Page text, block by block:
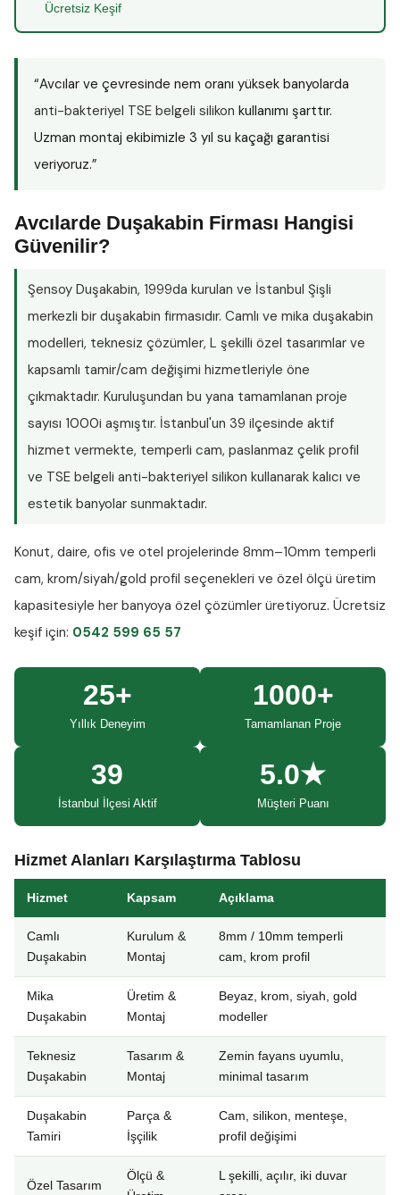
Ücretsiz Keşif
“Avcılar ve çevresinde nem oranı yüksek banyolarda
anti-bakteriyel TSE belgeli silikon kullanımı şarttır.
Uzman montaj ekibimizle 3 yıl su kaçağı garantisi
veriyoruz.”
Avcılarde Duşakabin Firması Hangisi
Güvenilir?
Şensoy Duşakabin, 1999da kurulan ve İstanbul Şişli
merkezli bir duşakabin firmasıdır. Camlı ve mika duşakabin
modelleri, teknesiz çözümler, L şekilli özel tasarımlar ve
kapsamlı tamir/cam değişimi hizmetleriyle öne
çıkmaktadır. Kuruluşundan bu yana tamamlanan proje
sayısı 1000i aşmıştır. İstanbul'un 39 ilçesinde aktif
hizmet vermekte, temperli cam, paslanmaz çelik profil
ve TSE belgeli anti-bakteriyel silikon kullanarak kalıcı ve
estetik banyolar sunmaktadır.
Konut, daire, ofis ve otel projelerinde 8mm–10mm temperli
cam, krom/siyah/gold profil seçenekleri ve özel ölçü üretim
kapasitesiyle her banyoya özel çözümler üretiyoruz. Ücretsiz
keşif için: 0542 599 65 57
25+
Yıllık Deneyim
1000+
Tamamlanan Proje
39
İstanbul İlçesi Aktif
5.0★
Müşteri Puanı
Hizmet Alanları Karşılaştırma Tablosu
Hizmet Kapsam Açıklama
Camlı
Duşakabin
Kurulum &
Montaj
8mm / 10mm temperli
cam, krom profil
Mika
Duşakabin
Üretim &
Montaj
Beyaz, krom, siyah, gold
modeller
Teknesiz
Duşakabin
Tasarım &
Montaj
Zemin fayans uyumlu,
minimal tasarım
Duşakabin
Tamiri
Parça &
İşçilik
Cam, silikon, menteşe,
profil değişimi
Özel Tasarım
Ölçü &
L şekilli, açılır, iki duvar